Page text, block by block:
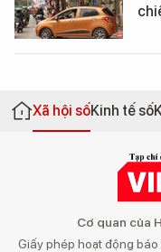
Xã hội sốKinh tế số
Cơ quan của
Giấy phép hoạt động báo